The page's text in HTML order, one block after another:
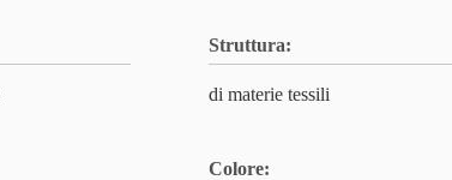
Struttura:
di materie tessili
Colore: